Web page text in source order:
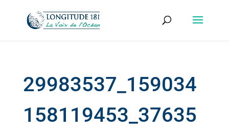
29983537_159034
158119453_37635